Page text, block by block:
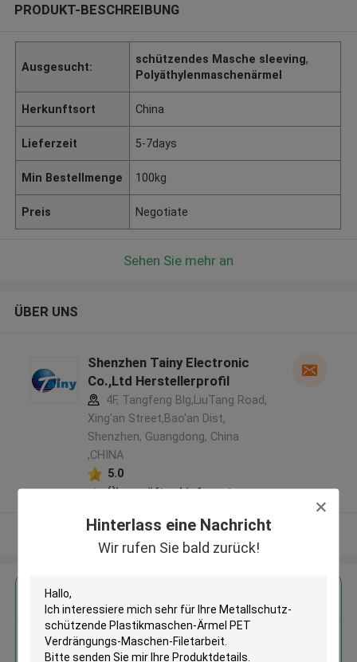
Hinterlass eine Nachricht
Wir rufen Sie bald zurück!
PRODUKT-BESCHREIBUNG
Ausgesucht:
schützendes Masche sleeving,
Polyäthylenmaschenärmel
Herkunftsort China
Lieferzeit 5-7days
Min Bestellmenge 100kg
Preis Negotiate
Sehen Sie mehr an
ÜBER UNS
Shenzhen Tainy Electronic
Co.,Ltd Herstellerprofil
4F, Tangfeng Blg,LiuTang Road,
Xing'an Street,Bao'an Dist,
Shenzhen, Guangdong, China
,CHINA
5.0
Überprüfter Lieferant
Sehen Sie mehr an
Erhalten Sie den besten Preis für
Metallschutz-schützende